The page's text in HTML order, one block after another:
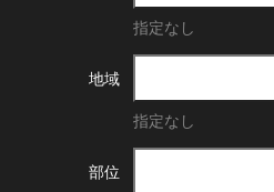
指定なし
地域
指定なし
部位